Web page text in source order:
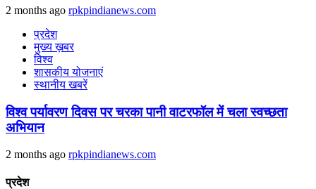
2 months ago rpkpindianews.com
प्रदेश
मुख्य ख़बर
विश्व
शासकीय योजनाएं
स्थानीय खबरें
विश्व पर्यावरण दिवस पर चरका पानी वाटरफॉल में चला स्वच्छता
अभियान
2 months ago rpkpindianews.com
प्रदेश